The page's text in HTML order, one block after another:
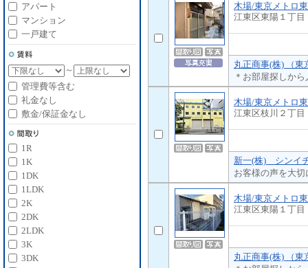
木場/東京メトロ
江東区東陽１丁目
丸正商事(株) （東
＊お部屋探しか
木場/東京メトロ
江東区枝川２丁目
新一(株) シンイ
お客様の声を大
木場/東京メトロ
江東区東陽１丁目
丸正商事(株) （東
アパート
マンション
一戸建て
～
管理費等含む
礼金なし
敷金/保証金なし
1R
1K
1DK
1LDK
2K
2DK
2LDK
3K
3DK